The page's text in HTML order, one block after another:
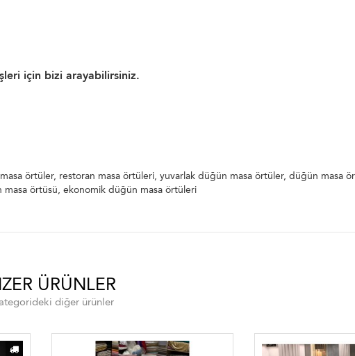
için bizi arayabilirsiniz.
örtüler, restoran masa örtüleri, yuvarlak düğün masa örtüler, düğün masa
örtüsü, ekonomik düğün masa örtüleri
ÜRÜNLER
diğer ürünler